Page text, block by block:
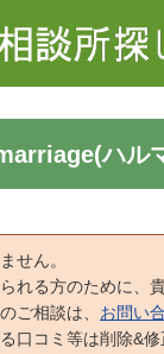
ハル
せん。
れる方のために、
ご相談は、 お問い
口コミ等は削除&